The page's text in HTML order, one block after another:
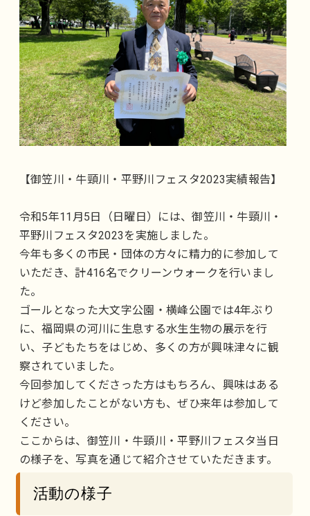
【御笠川・牛頸川・平野川フェスタ2023実績報告】
令和5年11月5日（日曜日）には、御笠川・牛頸川・
平野川フェスタ2023を実施しました。
今年も多くの市民・団体の方々に精力的に参加して
いただき、計416名でクリーンウォークを行いまし
た。
ゴールとなった大文字公園・横峰公園では4年ぶり
に、福岡県の河川に生息する水生生物の展示を行
い、子どもたちをはじめ、多くの方が興味津々に観
察されていました。
今回参加してくださった方はもちろん、興味はある
けど参加したことがない方も、ぜひ来年は参加して
ください。
ここからは、御笠川・牛頸川・平野川フェスタ当日
の様子を、写真を通じて紹介させていただきます。
活動の様子